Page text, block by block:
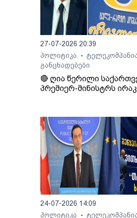
27-07-2026 20:39
პოლიტიკა
•
განცხადებები
🔴 ღია წერილი
პრემიერ-მინისტრს
24-07-2026 14:09
პოლიტიკა
•